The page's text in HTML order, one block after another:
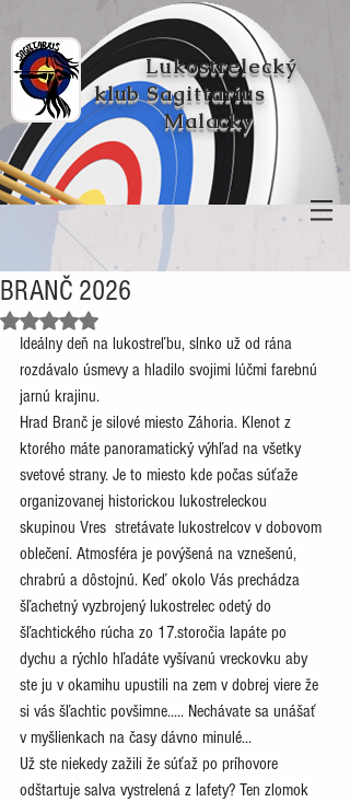
Lukostrelecký
klubSagittarius
Malacky
BRANČ 2026
Hodnotenie NaN z 5 hviezdičiek.
Ideálny deň na lukostreľbu, slnko už od rána
rozdávalo úsmevy a hladilo svojimi lúčmi farebnú
jarnú krajinu.
Hrad Branč je silové miesto Záhoria. Klenot z
ktorého máte panoramatický výhľad na všetky
svetové strany. Je to miesto kde počas súťaže
organizovanej historickou lukostreleckou
skupinou Vres  stretávate lukostrelcov v dobovom
oblečení. Atmosféra je povýšená na vznešenú,
chrabrú a dôstojnú. Keď okolo Vás prechádza
šľachetný vyzbrojený lukostrelec odetý do
šľachtického rúcha zo 17.storočia lapáte po
dychu a rýchlo hľadáte vyšívanú vreckovku aby
ste ju v okamihu upustili na zem v dobrej viere že
si vás šľachtic povšimne..... Nechávate sa unášať
v myšlienkach na časy dávno minulé...
Už ste niekedy zažili že súťaž po príhovore
odštartuje salva vystrelená z lafety? Ten zlomok